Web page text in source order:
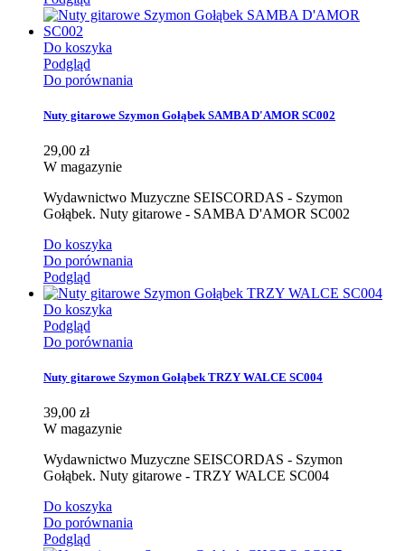
Do koszyka
Podgląd
Do porównania
Nuty gitarowe Szymon Gołąbek SAMBA D'AMOR SC002
29,00 zł
W magazynie
Wydawnictwo Muzyczne SEISCORDAS - Szymon
Gołąbek. Nuty gitarowe - SAMBA D'AMOR SC002
Do koszyka
Do porównania
Podgląd
Do koszyka
Podgląd
Do porównania
Nuty gitarowe Szymon Gołąbek TRZY WALCE SC004
39,00 zł
W magazynie
Wydawnictwo Muzyczne SEISCORDAS - Szymon
Gołąbek. Nuty gitarowe - TRZY WALCE SC004
Do koszyka
Do porównania
Podgląd